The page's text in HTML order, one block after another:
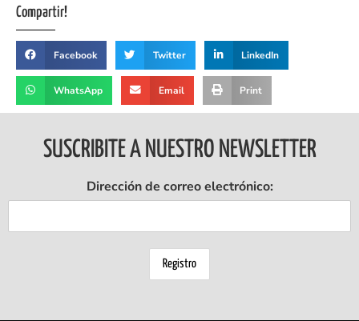
Compartir!
Facebook Twitter LinkedIn
WhatsApp Email Print
SUSCRIBITE A NUESTRO NEWSLETTER
Dirección de correo electrónico: